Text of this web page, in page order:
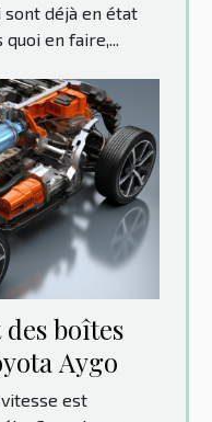
sont déjà en état
en faire,...
boîtes
Aygo
est